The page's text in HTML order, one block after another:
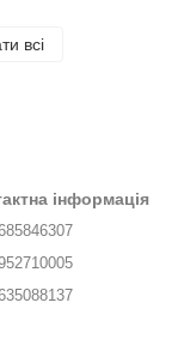
всі
інформація